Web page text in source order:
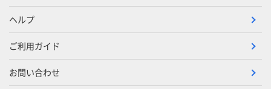
ヘルプ
ご利用ガイド
お問い合わせ